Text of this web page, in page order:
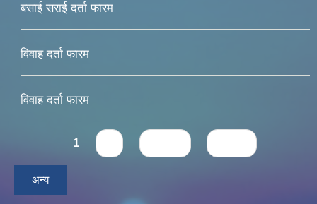
बसाई सराई दर्ता फारम
विवाह दर्ता फारम
विवाह दर्ता फारम
Pages1
अन्य